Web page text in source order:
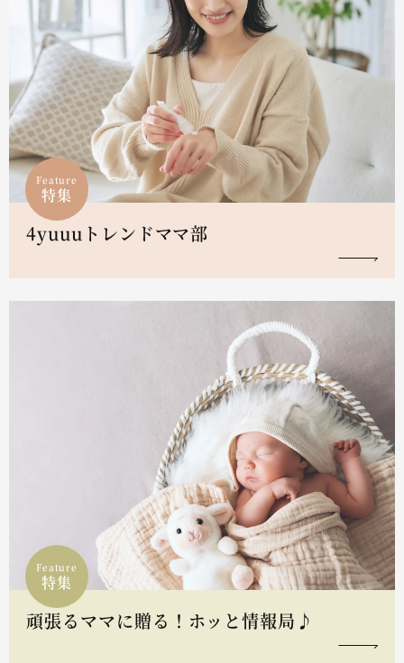
Feature
特集
4yuuuトレンドママ部
Feature
特集
頑張るママに贈る！ホッと情報局♪